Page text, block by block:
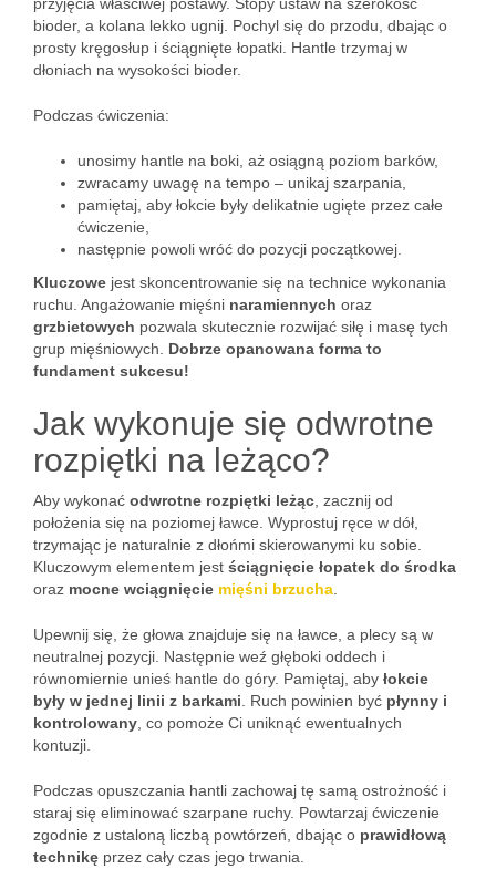
bioder, a kolana lekko ugnij. Pochyl się do przodu, dbając o
prosty kręgosłup i ściągnięte łopatki. Hantle trzymaj w
dłoniach na wysokości bioder.
Podczas ćwiczenia:
unosimy hantle na boki, aż osiągną poziom barków,
zwracamy uwagę na tempo – unikaj szarpania,
pamiętaj, aby łokcie były delikatnie ugięte przez całe
ćwiczenie,
następnie powoli wróć do pozycji początkowej.
Kluczowe jest skoncentrowanie się na technice wykonania
ruchu. Angażowanie mięśni naramiennych oraz
grzbietowych pozwala skutecznie rozwijać siłę i masę tych
grup mięśniowych. Dobrze opanowana forma to
fundament sukcesu!
Jak wykonuje się odwrotne
rozpiętki na leżąco?
Aby wykonać odwrotne rozpiętki leżąc , zacznij od
położenia się na poziomej ławce. Wyprostuj ręce w dół,
trzymając je naturalnie z dłońmi skierowanymi ku sobie.
Kluczowym elementem jest ściągnięcie łopatek do środka
oraz mocne wciągnięcie mięśni brzucha
Upewnij się, że głowa znajduje się na ławce, a plecy są w
neutralnej pozycji. Następnie weź głęboki oddech i
równomiernie unieś hantle do góry. Pamiętaj, aby łokcie
były w jednej linii z barkami . Ruch powinien być płynny i
kontrolowany , co pomoże Ci uniknąć ewentualnych
kontuzji.
Podczas opuszczania hantli zachowaj tę samą ostrożność i
staraj się eliminować szarpane ruchy. Powtarzaj ćwiczenie
zgodnie z ustaloną liczbą powtórzeń, dbając o prawidłową
technikę przez cały czas jego trwania.